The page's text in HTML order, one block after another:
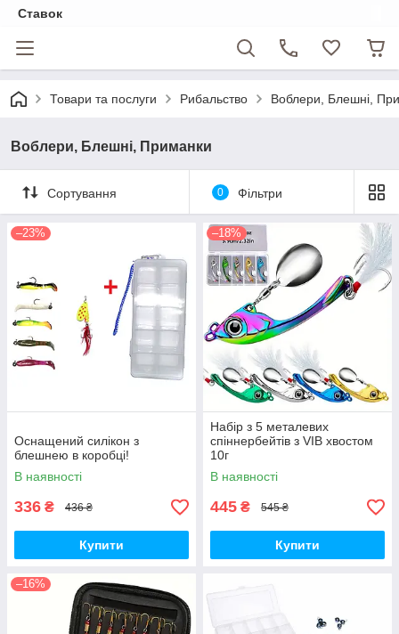
Ставок
Товари та послуги Рибальство Воблери, Блешні,
Воблери, Блешні, Приманки
Сортування 0 Фільтри
–23%
Оснащений силікон з
блешнею в коробці!
В наявності
336 ₴ 436 ₴
Купити
–18%
Набір з 5 металевих
спіннербейтів з VIB хвостом
10г
В наявності
445 ₴ 545 ₴
Купити
–16%